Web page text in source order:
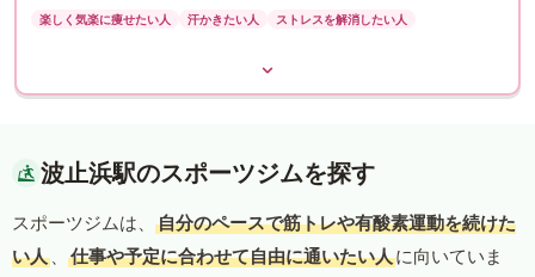
楽しく気楽に痩せたい人 汗かきたい人 ストレスを解消したい人
波止浜駅のスポーツジムを探す
スポーツジムは、
自分のペースで筋トレや有酸素運動を続けた
い人 、 仕事や予定に合わせて自由に通いたい人に向いていま